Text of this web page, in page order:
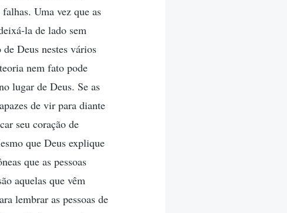
Uma vez que as
la de lado sem
Deus nestes vários
nem fato pode
lugar de Deus. Se as
de vir para diante
seu coração de
que Deus explique
que as pessoas
aquelas que vêm
lembrar as pessoas de